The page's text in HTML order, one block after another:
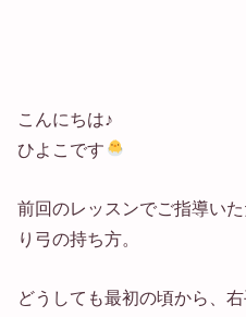
こんにちは♪
ひよこです
前回のレッスンでご指導い
り弓の持ち方。
どうしても最初の頃から、